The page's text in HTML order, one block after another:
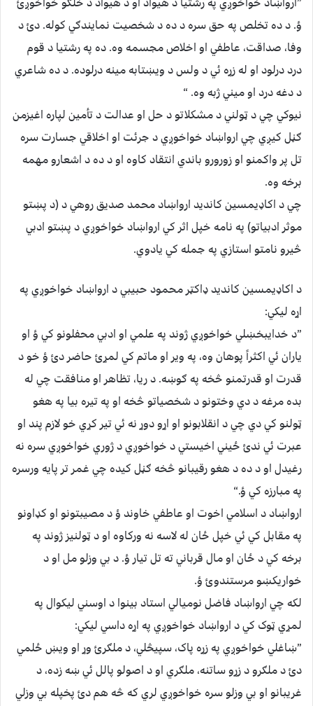
ؤ. د ده تخلص په حق سره د ده د شخصيت نمايندګي کوله. دئ د
وفا، صداقت، عاطفي او اخلاص مجسمه وه. ده په رشتيا د قوم
درد درلود او له زړه ئي د ولس د ويښتابه مينه درلوده. د ده شاعري
د دغه درد او ميني ژبه وه. “
نيوکي چي د ټولني د مشکلاتو د حل او عدالت د تأمين لپاره اغيزمن
ګڼل کيږي چي ارواښاد خواخوږي د جرئت او اخلاقي جسارت سره
تل پر واکمنو او زورورو باندي انتقاد کاوه او د ده د اشعارو مهمه
برخه وه.
چي د اکاډيمسين کانديد ارواښاد محمد صديق روهي د (د پښتو
موثر ادبياتو) په نامه خپل اثر کي ارواښاد خواخوږي د پښتو ادبي
څيرو نامتو استازي په جمله کي يادوي.
د اکاډيمسين کانديد ډاکټر محمود حبيبي د ارواښاد خواخوږي په
اړه ليکي:
”د خدايبخښلي خواخوږي ژوند په علمي او ادبي محفلونو کي ؤ او
ياران ئي اکثراً پوهان وه، په وير او ماتم کي لمړئ حاضر دئ ؤ خو د
قدرت او قدرتمنو څخه په ګوښه. د ريا، تظاهر او منافقت چي له
بده مرغه د دي وختونو د شخصياتو څخه او په تيره بيا په هغو
ټولنو کي دي چي د انقلابونو او اړو دوړ نه ئي تير کړي خو لازم پند او
عبرت ئي ندئ ځيني اخيستي د خواخوږي د ژوري خواخوږي سره نه
رغيدل او د ده د هغو رقيبانو څخه ګڼل کيده چي غمر تر پايه ورسره
په مبارزه کي ؤ.“
ارواښاد د اسلامي اخوت او عاطفي خاوند ؤ د مصيبتونو او کډاونو
په مقابل کي ئي خپل ځان له لاسه نه ورکاوه او د ټولنيز ژوند په
برخه کي د ځان او مال قرباني ته تل تيار ؤ. د بي وزلو مل او د
خواريکښو مرستندوئ ؤ.
لکه چي ارواښاد فاضل نوميالي استاد بينوا د اوسني ليکوال په
لمړي ټوک کي د ارواښاد خواخوږي په اړه داسي ليکي:
”ښاغلي خواخوږي په زړه پاک، سپيڅلي، د ملګرئ وړ او ويښ ځلمي
دئ د ملګرو د زړو ساتنه، ملګري او د اصولو پالل ئي ښه زده، د
غريبانو او بي وزلو سره خواخوږي لري که څه هم دئ پخپله بي وزلي